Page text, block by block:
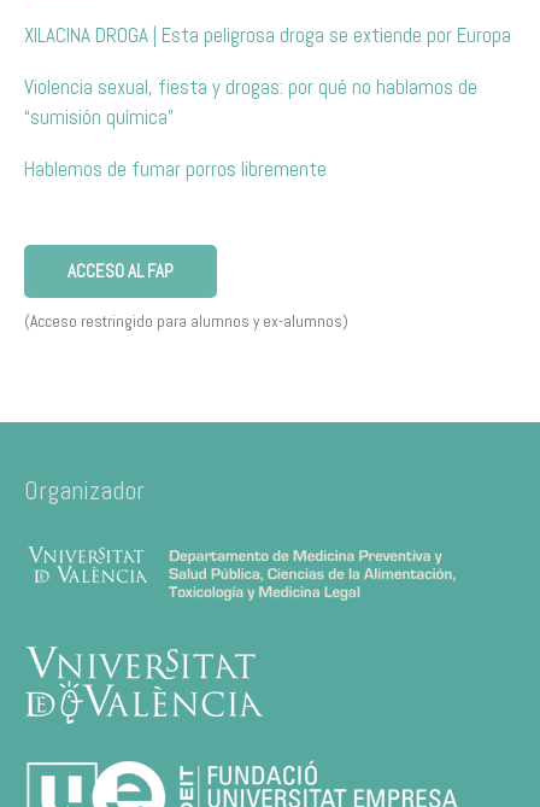
XILACINA DROGA | Esta peligrosa droga se extiende por Europa
Violencia sexual, fiesta y drogas: por qué no hablamos de
“sumisión química”
Hablemos de fumar porros libremente
ACCESO AL FAP
(Acceso restringido para alumnos y ex-alumnos)
Organizador